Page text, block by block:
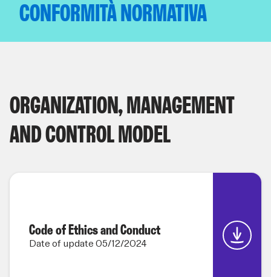
CONFORMITÀ NORMATIVA
ORGANIZATION, MANAGEMENT
AND CONTROL MODEL
Code of Ethics and Conduct
Date of update 05/12/2024